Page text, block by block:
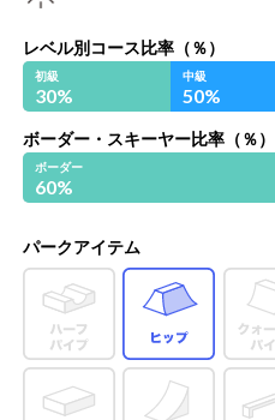
レベル別コース比率（％）
初級
30%
中級
50%
ボーダー・スキーヤー比率（％）
ボーダー
60%
パークアイテム
ヒップ